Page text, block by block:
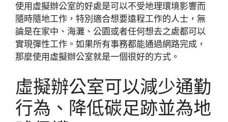
使用虛擬辦公室的好處是可以不受地理環境影響而
隨時隨地工作，特別適合想要遠程工作的人士，無
論是在家中、海灘、公園或者任何想去之處都可以
實現彈性工作。如果所有事務都能通過網路完成，
那麼使用虛擬辦公室就是一個很好的方式。
虛擬辦公室可以減少通勤
行為、降低碳足跡並為地